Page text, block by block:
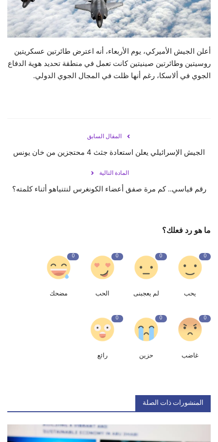
حياة
أعلن الجيش الأميركي، يوم الأربعاء، أنه اعترض طائرتين عسكريتين
روسيتين وطائرتين صينيتين كانت تعمل في منطقة تحديد هوية الدفاع
الجوي في ألاسكا، رغم أنها ظلت في المجال الجوي الدولي.
المقال السابق
الجيش الإسرائيلي يعلن استعادة جثث 4 محتجزين من خان يونس
المادة التالية
رقم قياسي.. كم مرة صفق أعضاء الكونغرس لنتنياهو أثناء كلمته؟
ما هو رد فعلك؟
0
يحب
0
لم يعجبنى
0
الحب
0
مضحك
0
غاضب
0
حزين
0
رائع
المنشورات ذات الصلة